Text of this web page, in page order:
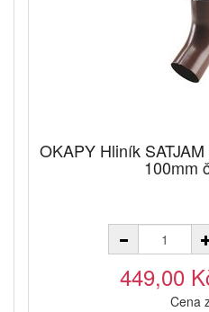
OKAPY Hliník
100mm
449,00
Cena